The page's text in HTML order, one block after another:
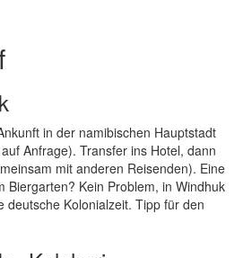
in der namibischen Hauptstadt
Anfrage). Transfer ins Hotel, dann
mit anderen Reisenden). Eine
Biergarten? Kein Problem, in Windhuk
deutsche Kolonialzeit. Tipp für den